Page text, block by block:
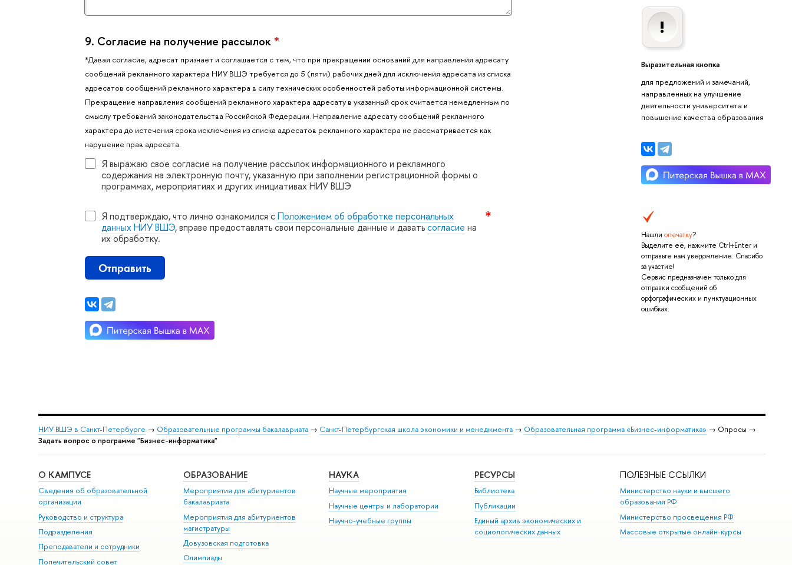
ыразительная кнопка
для предложений и замечаний,
направленных на улучшение
деятельности университета и
повышение качества образования
Нашли опечатку?
ыделите её, нажмите Ctrl+Enter и
отправьте нам уведомление. Спасибо
за участие!
Сервис предназначен только для
отправки сообщений о
орфографических и пунктуационных
ошибках.
9. Согласие на получение рассылок *
*Давая согласие, адресат признает и соглашается с тем, что при прекращении оснований для направления адресату
сообщений рекламного характера НИУ ВШЭ требуется до 5 (пяти) рабочих дней для исключения адресата из списка
адресатов сообщений рекламного характера в силу технических особенностей работы информационной системы.
Прекращение направления сообщений рекламного характера адресату в указанный срок считается немедленным по
смыслу требований законодательства Российской Федерации. Направление адресату сообщений рекламного
характера до истечения срока исключения из списка адресатов рекламного характера не рассматривается как
нарушение прав адресата.
Я выражаю свое согласие на получение рассылок информационного и рекламного
содержания на электронную почту, указанную при заполнении регистрационной формы о
программах, мероприятиях и других инициативах НИУ ВШЭ
Я подтверждаю, что лично ознакомился сПоложением об обработке персональных
данных НИУ ВШЭ, вправе предоставлять свои персональные данные и даватьсогласие на
их обработку.
Отправить
НИУ ВШЭ в Санкт-Петербурге → Образовательные программы бакалавриата→ Санкт-Петербургская школа экономики и менеджмента→ Образовательная программа «Бизнес-информатика» → Опросы →
Задать вопрос о программе "Бизнес-информатика"
О КАМПУСЕ
Сведения об образовательной
организации
Руководство и структура
Подразделения
Преподаватели и сотрудники
Попечительский совет
ОБРАЗОВАНИЕ
Мероприятия для абитуриенто
акалавриата
Мероприятия для абитуриенто
магистратуры
Довузовская подготовка
Олимпиады
НАУКА
Научные мероприятия
Научные центры и лаборатории
Научно-учебные группы
РЕСУРСЫ
Библиотека
Публикации
Единый архив экономических и
социологических данных
ПОЛЕЗНЫЕ ССЫЛКИ
Министерство науки и высшего
образования РФ
Министерство просвещения РФ
Массовые открытые онлайн-курсы